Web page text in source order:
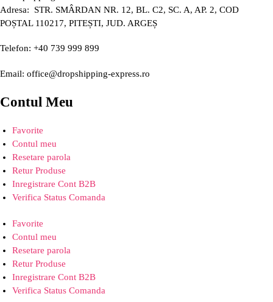
Adresa: STR. SMÂRDAN NR. 12, BL. C2, SC. A, AP. 2, COD
POȘTAL 110217, PITEȘTI, JUD. ARGEȘ
Telefon: +40 739 999 899
Email: office@dropshipping-express.ro
Contul Meu
Favorite
Contul meu
Resetare parola
Retur Produse
Inregistrare Cont B2B
Verifica Status Comanda
Favorite
Contul meu
Resetare parola
Retur Produse
Inregistrare Cont B2B
Verifica Status Comanda